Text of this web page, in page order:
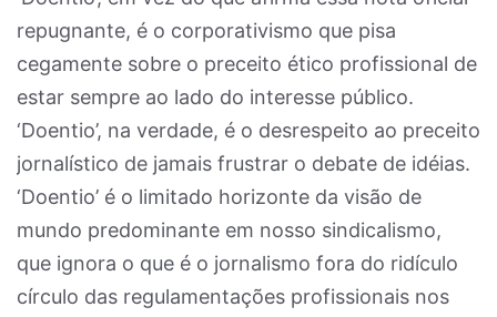
repugnante, é o corporativismo que pisa
cegamente sobre o preceito ético profissional de
estar sempre ao lado do interesse público.
‘Doentio’, na verdade, é o desrespeito ao preceito
jornalístico de jamais frustrar o debate de idéias.
‘Doentio’ é o limitado horizonte da visão de
mundo predominante em nosso sindicalismo,
que ignora o que é o jornalismo fora do ridículo
círculo das regulamentações profissionais nos